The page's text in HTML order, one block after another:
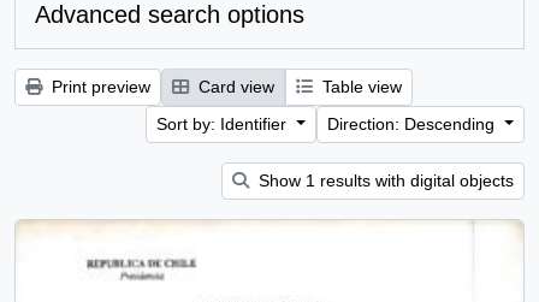
Advanced search options
Print preview Card view
Table view
Sort by: Identifier
Direction: Descending
Show 1 results with digital objects